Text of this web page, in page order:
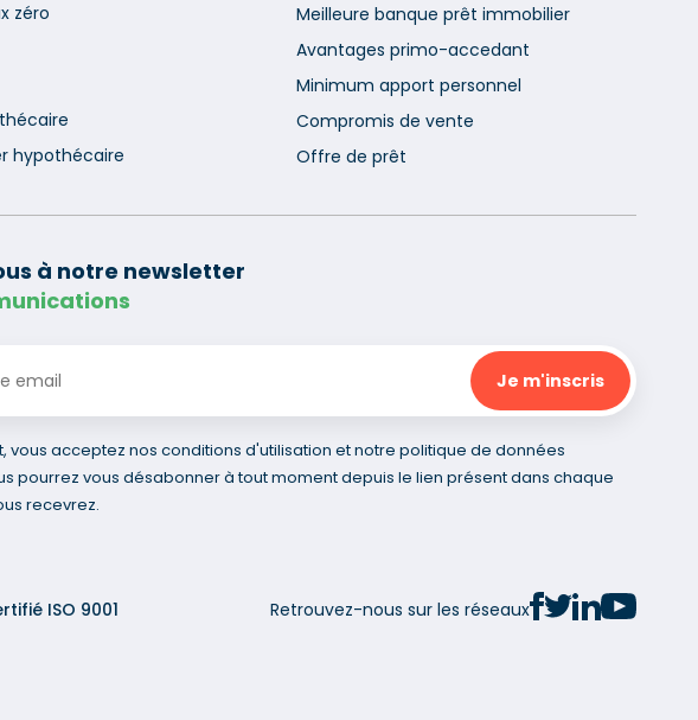
zéro
hypothécaire
Meilleure banque prêt immobilier
Avantages primo-accedant
Minimum apport personnel
Compromis de vente
Offre de prêt
à notre newsletter
vous acceptez nos conditions d'utilisation et notre politique de données
pourrez vous désabonner à tout moment depuis le lien présent dans chaque
recevrez.
ISO 9001 Retrouvez-nous sur les réseaux